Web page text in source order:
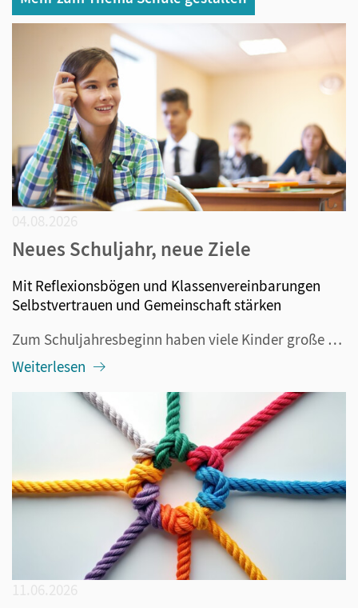
Neues Schuljahr, neue Ziele
Mit Reflexionsbögen und Klassenvereinbarungen
Selbstvertrauen und Gemeinschaft stärken
Zum Schuljahresbeginn haben viele Kinder große Wünsche: bessere Noten, weniger Stress bei Hausaufgaben oder mehr Erfolg im Sport. Doch gerade solche großen Vorsätze scheitern oft daran, dass sie zu unkonkret bleiben. Erfolgversprechender sind kleine, erreichbare Ziele, die sich direkt in den Schulal...
Weiterlesen